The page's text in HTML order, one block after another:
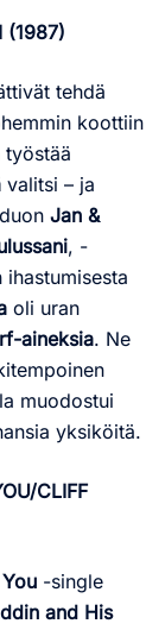
(1987)
tehdä
koottiin
työstää
valitsi – ja
Jan &
, -
oli uran
aineksia. Ne
muodostui
yksiköitä.
CLIFF
-single
and His